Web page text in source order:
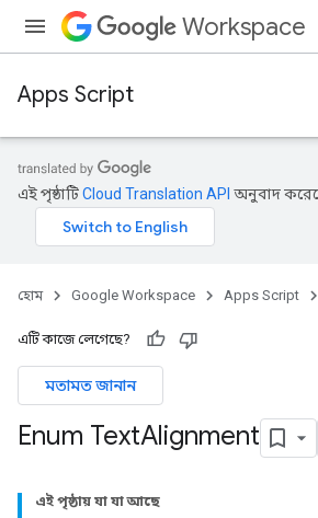
Workspace
Apps Script
এই পৃষ্ঠাটিCloud Translation API অনুবাদ
হোম Google Workspace Apps Script
এটি কাজে লেগেছে?
মতামত জানান
Enum TextAlignment
এই পৃষ্ঠায় যা যা আছে